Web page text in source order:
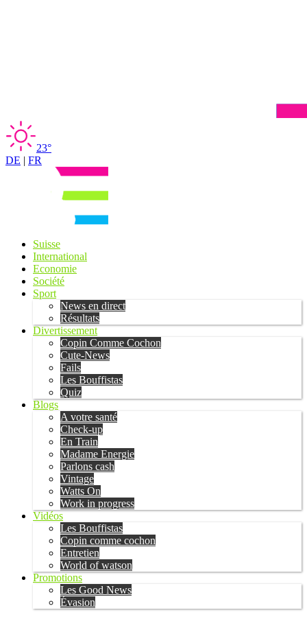
23°
DE | FR
Suisse
International
Economie
Société
Sport
News en direct
Résultats
Divertissement
Copin Comme Cochon
Cute-News
Fails
Les Bouffistas
Quiz
Blogs
A votre santé
Check-up
En Train
Madame Energie
Parlons cash
Vintage
Watts On
Work in progress
Vidéos
Les Bouffistas
Copin comme cochon
Entretien
World of watson
Promotions
Les Good News
Évasion